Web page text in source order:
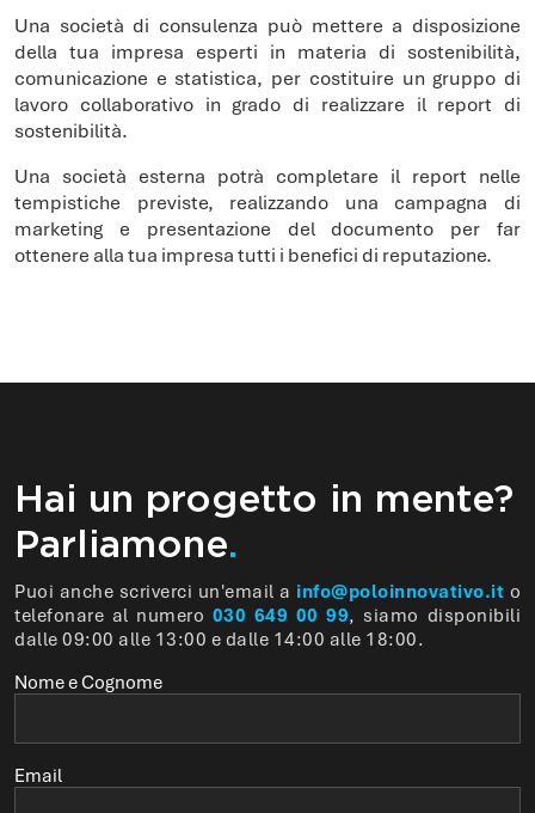
Una società di consulenza può mettere a disposizione
della tua impresa esperti in materia di sostenibilità,
comunicazione e statistica, per costituire un gruppo di
lavoro collaborativo in grado di realizzare il report di
sostenibilità.
Una società esterna potrà completare il report nelle
tempistiche previste, realizzando una campagna di
marketing e presentazione del documento per far
ottenere alla tua impresa tutti i benefici di reputazione.
Hai un progetto in mente?
Parliamone.
Puoi anche scriverci un'email a info@poloinnovativo.it o
telefonare al numero 030 649 00 99, siamo disponibili
dalle 09:00 alle 13:00 e dalle 14:00 alle 18:00.
Nome e Cognome
Email